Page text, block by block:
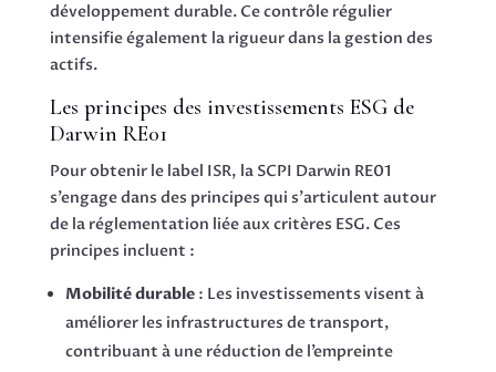
développement durable. Ce contrôle régulier
intensifie également la rigueur dans la gestion des
actifs.
Les principes des investissements ESG de
Darwin RE01
Pour obtenir le label ISR, la SCPI Darwin RE01
s’engage dans des principes qui s’articulent autour
de la réglementation liée aux critères ESG. Ces
principes incluent :
Mobilité durable: Les investissements visent à
améliorer les infrastructures de transport,
contribuant à une réduction de l’empreinte